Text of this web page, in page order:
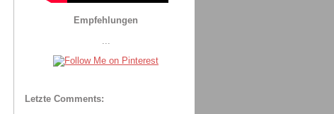
Empfehlungen
Letzte Comments: